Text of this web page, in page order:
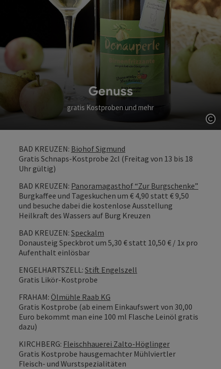
Genuss
gratis Kostproben und mehr
BAD KREUZEN: Biohof Sigmund
Gratis Schnaps-Kostprobe 2cl (Freitag von 13 bis 18
Uhr gültig)
BAD KREUZEN: Panoramagasthof “Zur Burgschenke”
Burgkaffee und Tageskuchen um € 4,90 statt € 9,50
und besuche dabei die kostenlose Ausstellung
Heilkraft des Wassers auf Burg Kreuzen
BAD KREUZEN: Speckalm
Donausteig Speckbrot um 5,30 € statt 10,50 € / 1x pro
Aufenthalt einlösbar
ENGELHARTSZELL: Stift Engelszell
Gratis Likör-Kostprobe
FRAHAM: Ölmühle Raab KG
Gratis Kostprobe (ab einem Einkaufswert von 30,00
Euro bekommt man eine 100 ml Flasche Leinöl gratis
dazu)
KIRCHBERG: Fleischhauerei Zalto-Höglinger
Gratis Kostprobe hausgemachter Mühlviertler
Fleisch- und Wurstspezialitäten